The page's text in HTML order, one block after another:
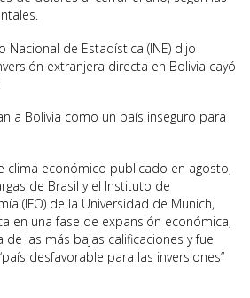
Nacional de Estadística (INE) dijo
extranjera directa en Bolivia cayó
a Bolivia como un país inseguro para
clima económico publicado en agosto,
de Brasil y el Instituto de
(IFO) de la Universidad de Munich,
en una fase de expansión económica,
las más bajas calificaciones y fue
desfavorable para las inversiones”